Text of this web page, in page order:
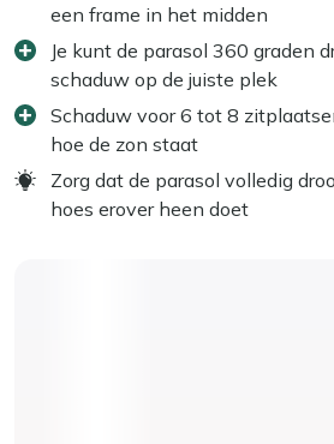
een frame in het midden
Je kunt de parasol 360 graden
schaduw op de juiste plek
Schaduw voor 6 tot 8
hoe de zon staat
Zorg dat de parasol volledig
hoes erover heen doet